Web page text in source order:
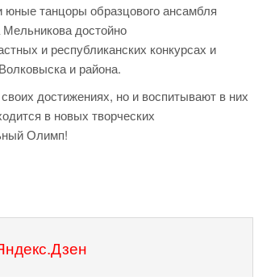
танцоры образцового ансамбля
достойно
и республиканских конкурсах и
и района.
достижениях, но и воспитывают в них
в новых творческих
Олимп!